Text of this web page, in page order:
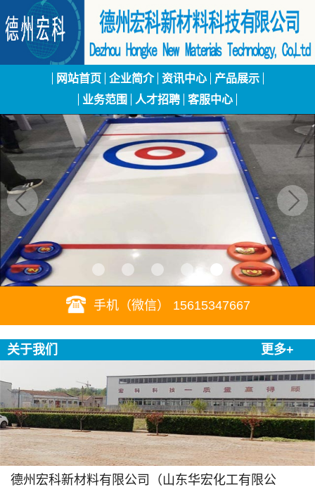
网站首页 企业简介 资讯中心
产品展示
业务范围
人才招聘 客服中心
手机（微信） 15615347667
关于我们 更多+
德州宏科新材料有限公司（山东华宏化工有限公